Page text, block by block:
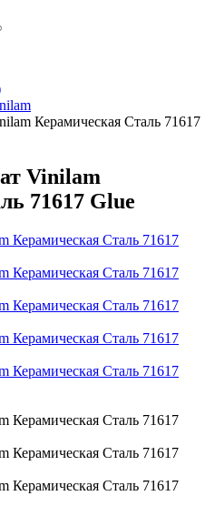
Керамическая Сталь 71617
Vinilam
71617 Glue